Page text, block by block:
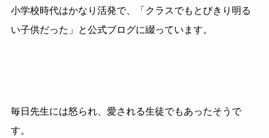
小学校時代はかなり活発で、「クラスでもとびきり明る
い子供だった」と公式ブログに綴っています。
毎日先生には怒られ、愛される生徒でもあったそうで
す。